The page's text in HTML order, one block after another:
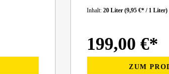
Inhalt: 20 Liter (9,95 €* / 1 Liter)
199,00 €*
ZUM